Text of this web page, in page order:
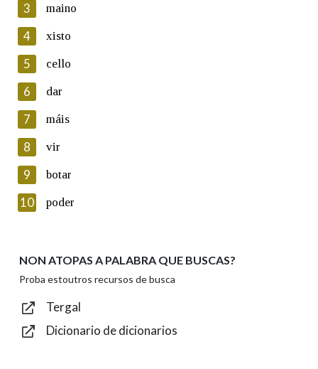
En cumprimento da normativa vixente en materia de
Protección de Datos de Carácter Persoal, a Real Academia
Galega informa a aqueles usuarios que faciliten o seu correo
electrónico, así como calquera outra información de carácter
persoal, que estes datos serán obxecto de tratamento
automatizado de carácter confidencial e incorporados aos seus
ficheiros informáticos. Así mesmo, os usuarios poderán exercer o
seu dereito de acceso, rectificación, oposición e cancelación dos
seus datos poñéndose en contacto connosco.
Lin e acepto as condicións da política de
Introduce o código que aparece na imaxe:
Texto de verificación
3 maino
4 xisto
5 cello
6 dar
7 máis
8 vir
9 botar
10 poder
NON ATOPAS A PALABRA QUE BUSCAS?
Proba estoutros recursos de busca
Tergal
Dicionario de dicionarios